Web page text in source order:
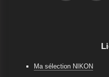
Ma sélection NIKON